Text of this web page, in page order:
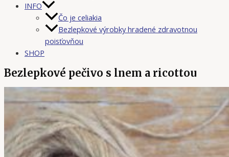
INFO
Čo je celiakia
Bezlepkové výrobky hradené zdravotnou
poisťovňou
SHOP
Bezlepkové pečivo s lnem a ricottou